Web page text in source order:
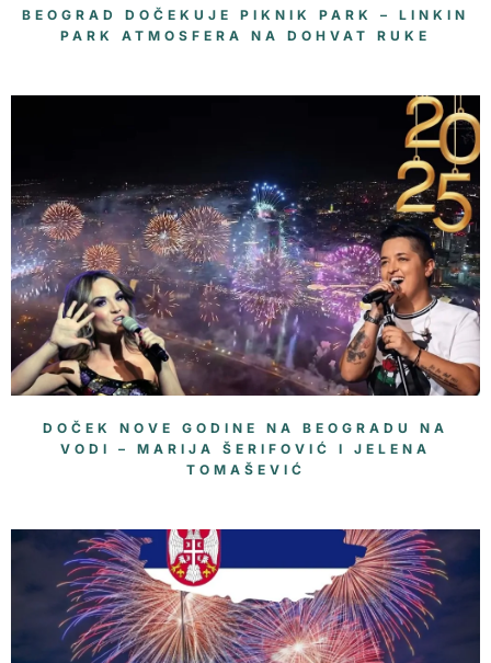
BEOGRAD DOČEKUJE PIKNIK PARK – LINKIN
PARK ATMOSFERA NA DOHVAT RUKE
DOČEK NOVE GODINE NA BEOGRADU NA
VODI – MARIJA ŠERIFOVIĆ I JELENA
TOMAŠEVIĆ